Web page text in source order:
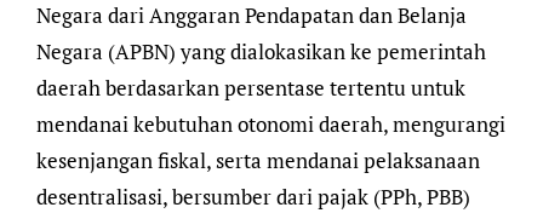
Negara dari Anggaran Pendapatan dan Belanja
Negara (APBN) yang dialokasikan ke pemerintah
daerah berdasarkan persentase tertentu untuk
mendanai kebutuhan otonomi daerah, mengurangi
kesenjangan fiskal, serta mendanai pelaksanaan
desentralisasi, bersumber dari pajak (PPh, PBB)